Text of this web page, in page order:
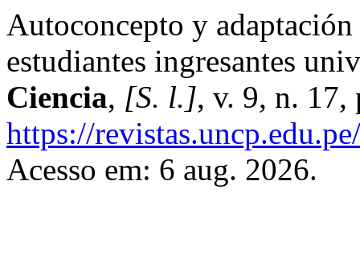
Autoconcepto y
estudiantes ingresantes
Ciencia, [S. l.], v. 9, n.
https://
Acesso em: 6 aug. 2026.